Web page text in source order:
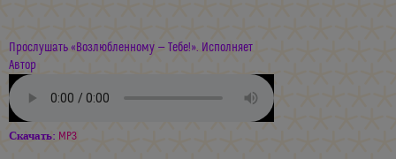
Прослушать «Возлюбленному — Тебе!». Исполняет
Автор
Скачать: MP3